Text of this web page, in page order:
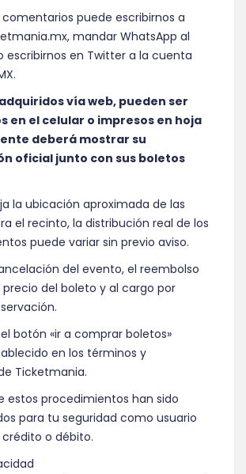
comentarios puede escribirnos a
mandar WhatsApp al
escribirnos en Twitter a la cuenta
vía web, pueden ser
en el celular o impresos en hoja
deberá mostrar su
oficial junto con sus boletos
la ubicación aproximada de las
el recinto, la distribución real de los
puede variar sin previo aviso.
del evento, el reembolso
precio del boleto y al cargo por
botón «ir a comprar boletos»
en los términos y
Ticketmania.
estos procedimientos han sido
para tu seguridad como usuario
o débito.